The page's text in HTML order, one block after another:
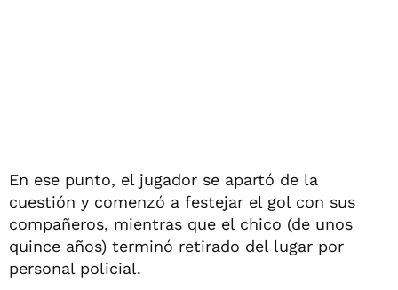
En ese punto, el jugador se apartó de la
cuestión y comenzó a festejar el gol con sus
compañeros, mientras que el chico (de unos
quince años) terminó retirado del lugar por
personal policial.